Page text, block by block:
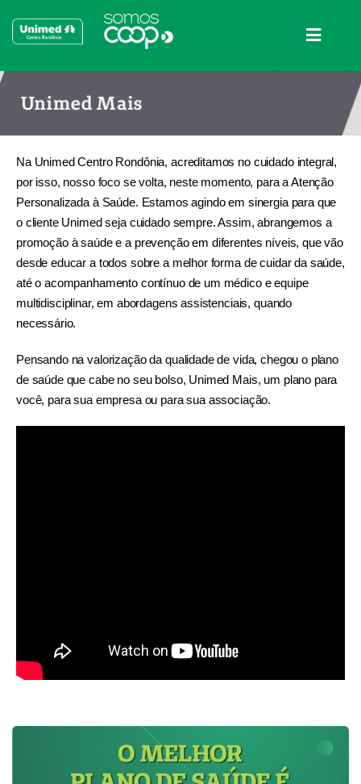
Unimed Mais
Na Unimed Centro Rondônia, acreditamos no cuidado integral,
por isso, nosso foco se volta, neste momento, para a Atenção
Personalizada à Saúde. Estamos agindo em sinergia para que
o cliente Unimed seja cuidado sempre. Assim, abrangemos a
promoção à saúde e a prevenção em diferentes níveis, que vão
desde educar a todos sobre a melhor forma de cuidar da saúde,
até o acompanhamento contínuo de um médico e equipe
multidisciplinar, em abordagens assistenciais, quando
necessário.
Pensando na valorização da qualidade de vida, chegou o plano
de saúde que cabe no seu bolso, Unimed Mais, um plano para
você, para sua empresa ou para sua associação.